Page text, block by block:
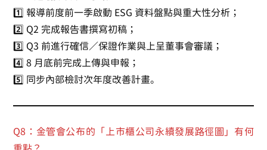
1️⃣ 報導前度前一季啟動 ESG 資料盤點與重大性分析；
2️⃣ Q2 完成報告書撰寫初稿；
3️⃣ Q3 前進行確信／保證作業與上呈董事會審議；
4️⃣ 8 月底前完成上傳與申報；
5️⃣ 同步內部檢討次年度改善計畫。
Q8：金管會公布的「上市櫃公司永續發展路徑圖」有何